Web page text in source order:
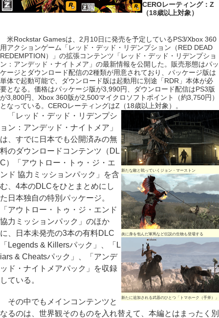
CEROレーティング：Z
（18歳以上対象）
米Rockstar Gamesは、2月10日に発売を予定しているPS3/Xbox 360
用アクションゲーム「レッド・デッド・リデンプション（RED DEAD
REDEMPTION）」の拡張コンテンツ「レッド・デッド・リデンプショ
ン：アンデッド・ナイトメア」の最新情報を公開した。販売形態はパッ
ケージとダウンロード配信の2種類が用意されており、パッケージ版は
単体で起動可能で、ダウンロード版は起動用に別途「RDR」本体が必
要となる。価格はパッケージ版が3,990円、ダウンロード配信はPS3版
が3,800円、Xbox 360版が2,500マイクロソフトポイント（約3,750円）
となっている。CEROレーティングはZ（18歳以上対象）。
新たな敵と戦っていくジョン・マーストン
炎に身を包んだ軍馬など伝説の生物も登場する
新たに追加される武器のひとつ「トマホーク（手斧）」
「レッド・デッド・リデンプシ
ョン：アンデッド・ナイトメア」
は、すでに日本でも公開済みの無
料のダウンロードコンテンツ（DL
C）「アウトロー・トゥ・ジ・エ
ンド 協力ミッションパック」を含
む、4本のDLCをひとまとめにし
た日本独自の特別パッケージ。
「アウトロー・トゥ・ジ・エンド
協力ミッションパック」のほか
に、日本未発売の3本の有料DLC
「Legends & Killersパック」、「L
iars & Cheatsパック」、「アンデ
ッド・ナイトメアパック」を収録
している。
その中でもメインコンテンツと
なるのは、世界観そのものを入れ替えて、本編とはまったく別